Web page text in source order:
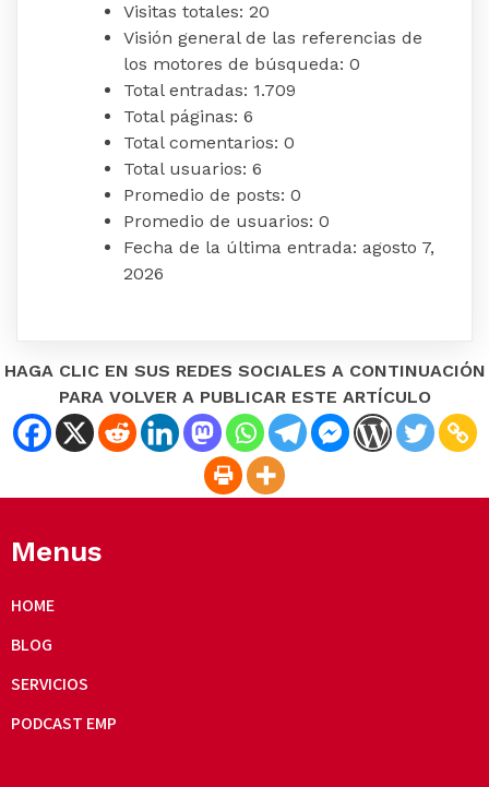
Visitas totales: 20
Visión general de las referencias de
los motores de búsqueda: 0
Total entradas: 1.709
Total páginas: 6
Total comentarios: 0
Total usuarios: 6
Promedio de posts: 0
Promedio de usuarios: 0
Fecha de la última entrada: agosto 7,
2026
HAGA CLIC EN SUS REDES SOCIALES A CONTINUACIÓN
PARA VOLVER A PUBLICAR ESTE ARTÍCULO
Menus
HOME
BLOG
SERVICIOS
PODCAST EMP